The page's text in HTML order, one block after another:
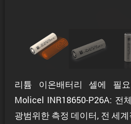
리튬 이온배터리 셀에 필
Molicel INR18650-P26A: 전
광범위한 측정 데이터, 전 세